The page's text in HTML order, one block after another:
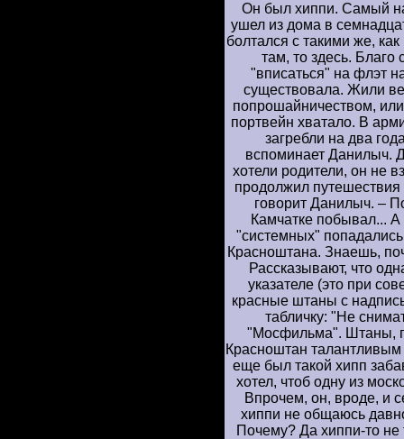
Он был хиппи. Самый
ушел из дома в
болтался с такими же,
там, то здесь.
"вписаться" на флэт
существовала. Жили
попрошайничеством,
портвейн хватало. В
загребли на два
вспоминает Данилыч.
хотели родители, он не
продолжил
говорит Данилыч. –
Камчатке побывал... А
"системных"
Красноштана. Знаешь,
Рассказывают, что
указателе (это при
красные штаны с
табличку: "Не
"Мосфильма". Штаны,
Красноштан
еще был такой хипп
хотел, чтоб одну из
Впрочем, он, вроде, и
хиппи не общаюсь
Почему? Да хиппи-то